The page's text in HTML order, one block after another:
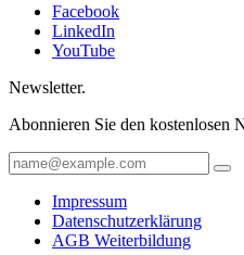
Facebook
LinkedIn
YouTube
Newsletter.
Abonnieren Sie den kostenlosen
Impressum
Datenschutzerklärung
AGB Weiterbildung